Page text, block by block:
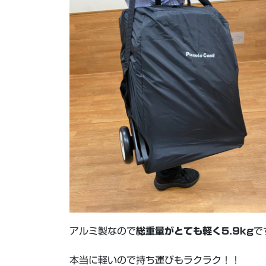
アルミ製なので総重量がとても軽く5.9kgで
本当に軽いので持ち運びもラクラク！！